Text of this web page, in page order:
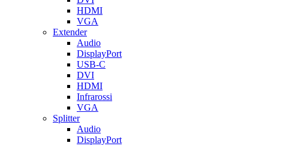
HDMI
VGA
Extender
Audio
DisplayPort
USB-C
DVI
HDMI
Infrarossi
VGA
Splitter
Audio
DisplayPort